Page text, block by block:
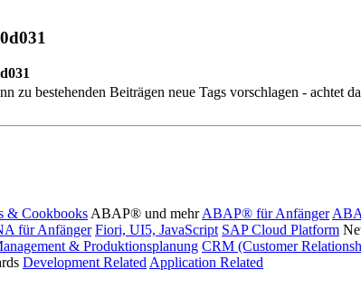
zu bestehenden Beiträgen neue Tags vorschlagen - achtet
& Cookbooks ABAP® und mehr ABAP® für Anfänger
für Anfänger Fiori, UI5, JavaScript SAP Cloud Platform
& Produktionsplanung CRM (Customer
Development Related Application Related